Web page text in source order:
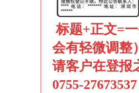
标题+正文=
会有轻微调整
请客户在登报
0755-